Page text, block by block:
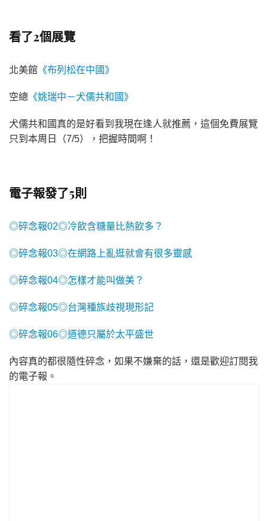
看了2個展覽
北美館 《布列松在中國》
空總 《姚瑞中－犬儒共和國》
犬儒共和國真的是好看到我現在逢人就推薦，這個免費展覽
只到本周日（7/5），把握時間啊！
電子報發了5則
◎碎念報02◎冷飲含糖量比熱飲多？
◎碎念報03◎在網路上亂逛就會有很多靈感
◎碎念報04◎怎樣才能叫做美？
◎碎念報05◎台灣種族歧視現形記
◎碎念報06◎道德只屬於太平盛世
內容真的都很隨性碎念，如果不嫌棄的話，還是歡迎訂閱我
的電子報。